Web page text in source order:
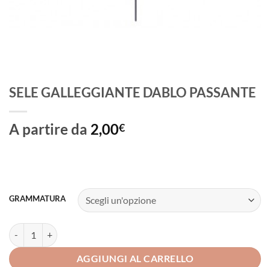
SELE GALLEGGIANTE DABLO PASSANTE
A partire da 2,00€
GRAMMATURA
SELE GALLEGGIANTE DABLO PASSANTE quantità
AGGIUNGI AL CARRELLO